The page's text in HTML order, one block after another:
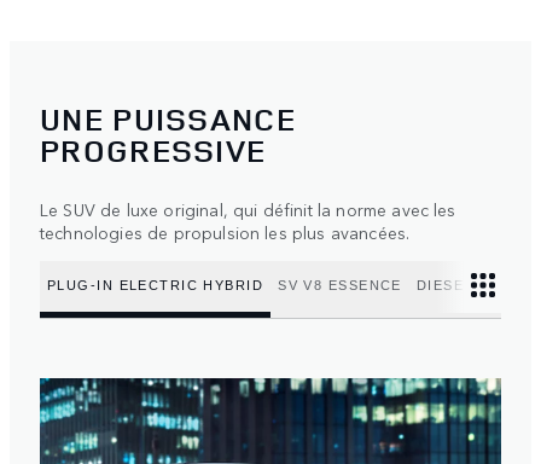
UNE PUISSANCE
PROGRESSIVE
Le SUV de luxe original, qui définit la norme avec les
technologies de propulsion les plus avancées.
PLUG-IN ELECTRIC HYBRID SV V8 ESSENCE DIESEL MILD